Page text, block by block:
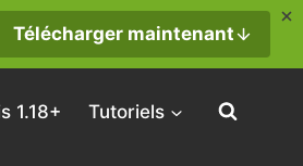
1.18+ Tutoriels
Télécharger maintenant